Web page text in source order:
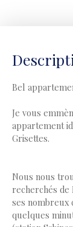
Bel
Je vous
appartement
Grisettes.
Nous nous
recherchés
ses nombreux
quelques